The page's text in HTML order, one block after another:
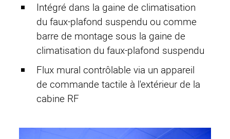
RF Équipement
Porte de cabine
électromagnétique
Découplage des bruits de
structure
Réduction des bruits aériens
Conception d'une cabine RF
Intégré dans la gaine de climatisation
du faux-plafond suspendu ou comme
barre de montage sous la gaine de
climatisation du faux-plafond suspendu
Flux mural contrôlable via un appareil
de commande tactile à l'extérieur de la
cabine RF